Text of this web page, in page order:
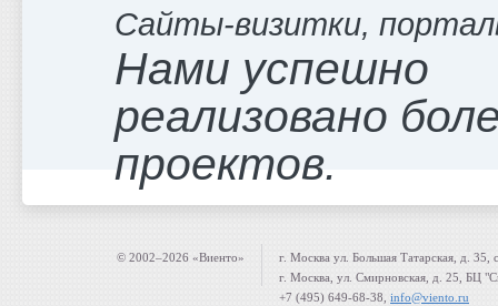
Сайты-визитки,
Нами успешно
реализовано
проектов.
© 2002–2026 «Виенто»
г. Москва ул. Большая Татарская, д. 35,
г. Москва, ул. Смирновская, д. 25, БЦ
+7 (495) 649-68-38, info@viento.ru